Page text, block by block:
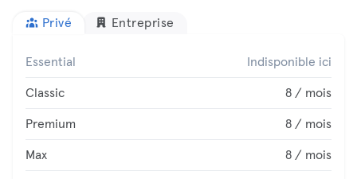
Privé Entreprise
Essential Indisponible ici
Classic 8 / mois
Premium 8 / mois
Max 8 / mois